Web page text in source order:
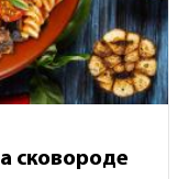
сковороде